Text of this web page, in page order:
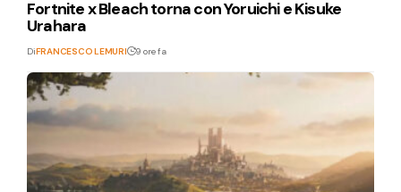
Fortnite x Bleach torna con Yoruichi e Kisuke
Urahara
DiFRANCESCO LEMURI 9 ore fa